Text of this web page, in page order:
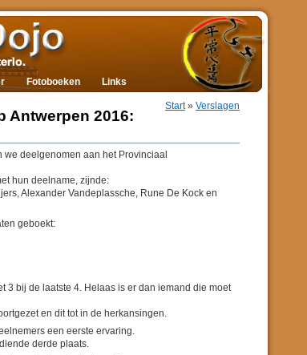
Fotoboeken Links
Start» Verslagen
Antwerpen 2016:
we deelgenomen aan het Provinciaal
hun deelname, zijnde:
Alexander Vandeplassche, Rune De Kock en
geboekt:
3 bij de laatste 4. Helaas is er dan iemand die moet
en dit tot in de herkansingen.
een eerste ervaring.
derde plaats.